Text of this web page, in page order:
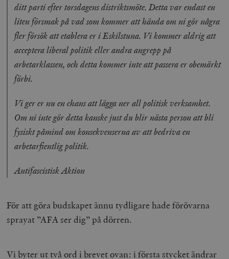
ditt parti efter torsdagens distriktsmöte. Detta var endast en
liten försmak på vad som kommer att hända om ni gör några
fler försök att etablera er i Eskilstuna. Vi kommer aldrig att
acceptera liberal politik eller andra angrepp på
arbetarklassen, och detta kommer inte att passera er obemärkt
förbi.
Vi ger er nu en chans att lägga ner all politisk verksamhet.
Om ni inte gör detta kanske just du blir nästa person att bli
fysiskt påmind om konsekvenserna av att bedriva en
arbetarfientlig politik.
Antifascistisk Aktion
För att göra budskapet ännu tydligare hade förövarna
sprayat ”AFA ser dig” på dörren.
Vi byter ut två ord i brevet ovan: i första stycket ändrar